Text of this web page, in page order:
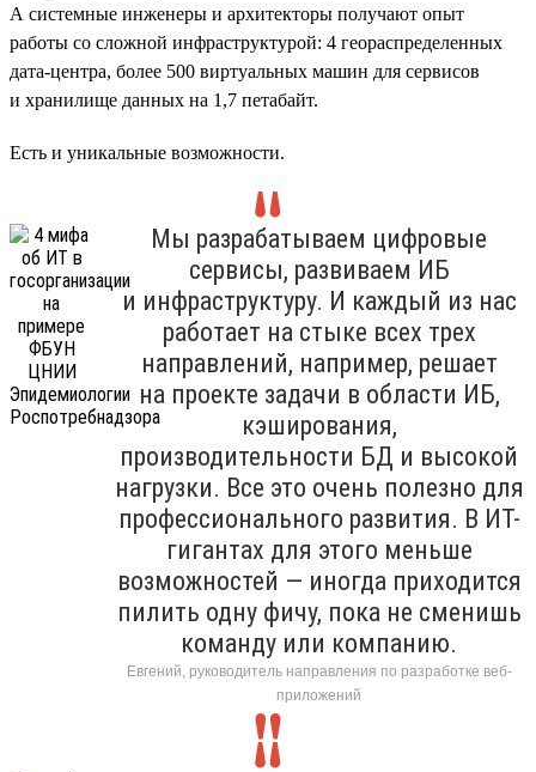
А системные инженеры и архитекторы получают опыт
работы со сложной инфраструктурой: 4 геораспределенных
дата-центра, более 500 виртуальных машин для сервисов
и хранилище данных на 1,7 петабайт.
Есть и уникальные возможности.
Мы разрабатываем цифровые
сервисы, развиваем ИБ
и инфраструктуру. И каждый из нас
работает на стыке всех трех
направлений, например, решает
на проекте задачи в области ИБ,
кэширования,
производительности БД и высокой
нагрузки. Все это очень полезно для
профессионального развития. В ИТ-
гигантах для этого меньше
возможностей — иногда приходится
пилить одну фичу, пока не сменишь
команду или компанию.
Евгений, руководитель направления по разработке веб-
приложений